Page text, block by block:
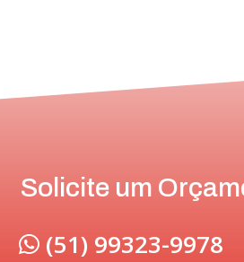
Solicite um
(51) 99323-9978